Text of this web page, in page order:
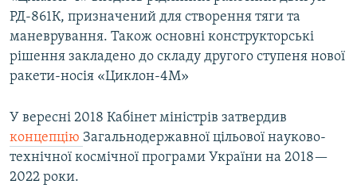
РД-861К, призначений для створення тяги та
маневрування. Також основні конструкторські
рішення закладено до складу другого ступеня нової
ракети-носія «Циклон-4М»
У вересні 2018 Кабінет міністрів затвердив
концепцію Загальнодержавної цільової науково-
технічної космічної програми України на 2018—
2022 роки.